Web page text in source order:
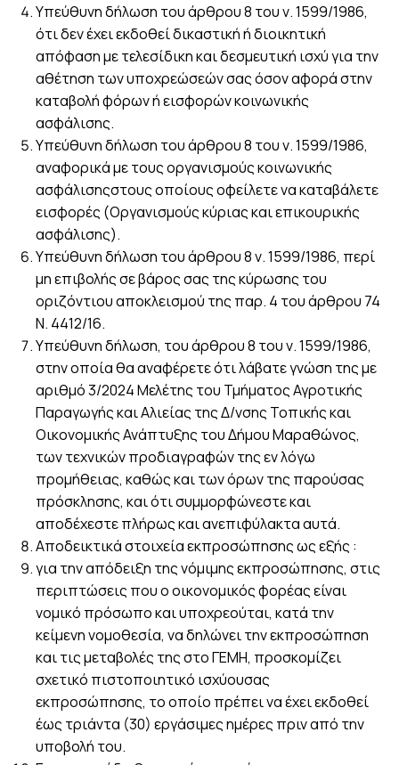
Υπεύθυνη δήλωση του άρθρου 8 του ν. 1599/1986,
ότι δεν έχει εκδοθεί δικαστική ή διοικητική
απόφαση με τελεσίδικη και δεσμευτική ισχύ για την
αθέτηση των υποχρεώσεών σας όσον αφορά στην
καταβολή φόρων ή εισφορών κοινωνικής
ασφάλισης.
Υπεύθυνη δήλωση του άρθρου 8 του ν. 1599/1986,
αναφορικά με τους οργανισμούς κοινωνικής
ασφάλισηςστους οποίους οφείλετε να καταβάλετε
εισφορές (Οργανισμούς κύριας και επικουρικής
ασφάλισης).
Υπεύθυνη δήλωση του άρθρου 8 ν. 1599/1986, περί
μη επιβολής σε βάρος σας της κύρωσης του
οριζόντιου αποκλεισμού της παρ. 4 του άρθρου 74
Ν. 4412/16.
Υπεύθυνη δήλωση, του άρθρου 8 του ν. 1599/1986,
στην οποία θα αναφέρετε ότι λάβατε γνώση της με
αριθμό 3/2024 Μελέτης του Τμήματος Αγροτικής
Παραγωγής και Αλιείας της Δ/νσης Τοπικής και
Οικονομικής Ανάπτυξης του Δήμου Μαραθώνος,
των τεχνικών προδιαγραφών της εν λόγω
προμήθειας, καθώς και των όρων της παρούσας
πρόσκλησης, και ότι συμμορφώνεστε και
αποδέχεστε πλήρως και ανεπιφύλακτα αυτά.
Αποδεικτικά στοιχεία εκπροσώπησης ως εξής :
για την απόδειξη της νόμιμης εκπροσώπησης, στις
περιπτώσεις που ο οικονομικός φορέας είναι
νομικό πρόσωπο και υποχρεούται, κατά την
κείμενη νομοθεσία, να δηλώνει την εκπροσώπηση
και τις μεταβολές της στο ΓΕΜΗ, προσκομίζει
σχετικό πιστοποιητικό ισχύουσας
εκπροσώπησης, το οποίο πρέπει να έχει εκδοθεί
έως τριάντα (30) εργάσιμες ημέρες πριν από την
υποβολή του.